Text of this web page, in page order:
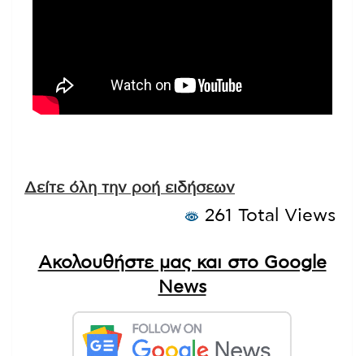
Δείτε όλη την ροή ειδήσεων
261 Total Views
Ακολουθήστε μας και στο Google
News